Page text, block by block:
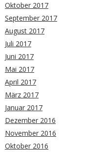
Oktober 2017
September 2017
August 2017
Juli 2017
Juni 2017
Mai 2017
April 2017
März 2017
Januar 2017
Dezember 2016
November 2016
Oktober 2016